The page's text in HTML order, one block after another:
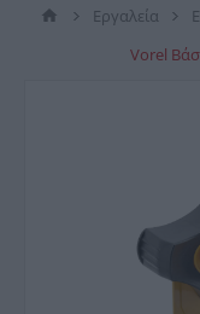
Εργαλεία
Vorel